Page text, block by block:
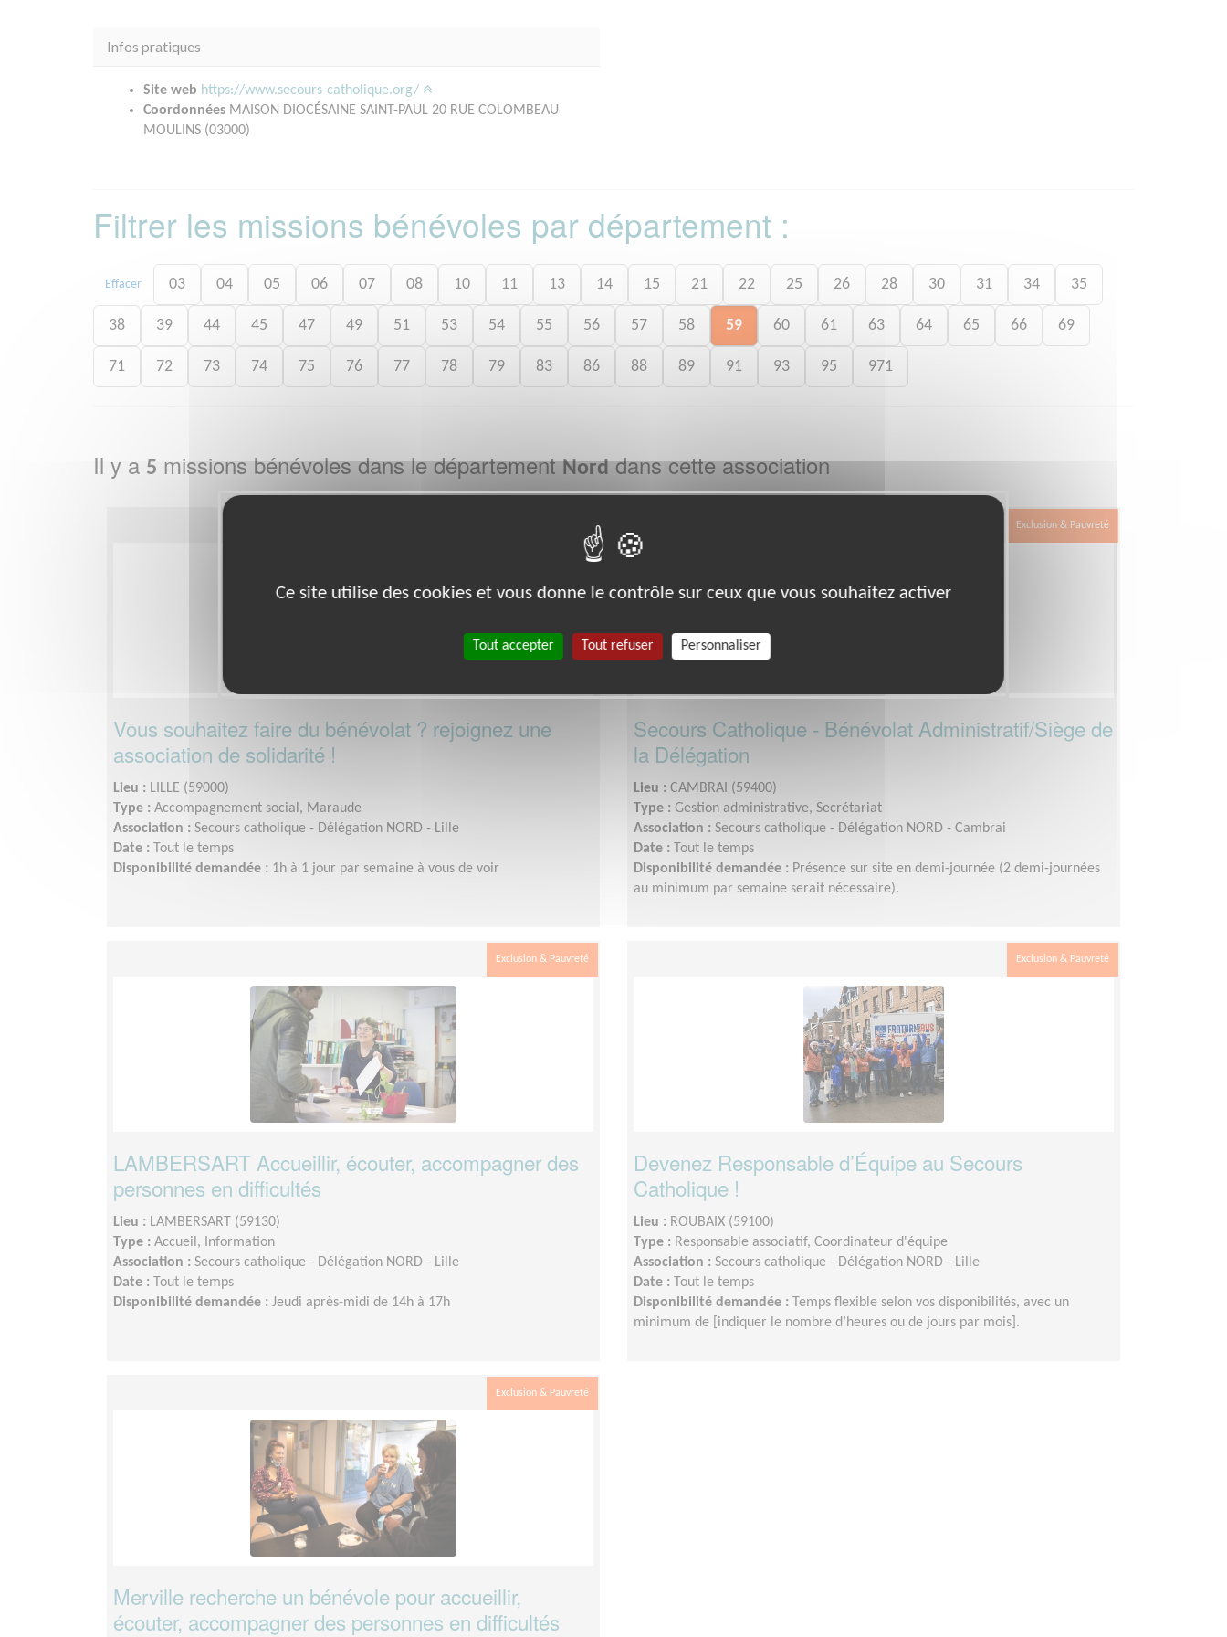
Infos pratiques
Site web https://www.secours-catholique.org/
Coordonnées MAISON DIOCÉSAINE SAINT-PAUL 20 RUE COLOMBEAU
MOULINS (03000)
Filtrer les missions bénévoles par département :
Effacer 03 04 05 06 07 08 10 11 13 14 15 21 22 25 26 28 30 31 34 35
38 39 44 45 47 49 51 53 54 55 56 57 58 59 60 61 63 64 65 66 69
71 72 73 74 75 76 77 78 79 83 86 88 89 91 93 95 971
Il y a 5 missions bénévoles dans le départementNorddans cette association
Vous souhaitez faire du bénévolat ? rejoignez une
association de solidarité !
Lieu : LILLE (59000)
Type : Accompagnement social, Maraude
Association : Secours catholique - Délégation NORD - Lille
Date : Tout le temps
Disponibilité demandée : 1h à 1 jour par semaine à vous de voir
Exclusion & Pauvreté
Secours Catholique - Bénévolat Administratif/Siège de
la Délégation
Lieu : CAMBRAI (59400)
Type : Gestion administrative, Secrétariat
Association : Secours catholique - Délégation NORD - Cambrai
Date : Tout le temps
Disponibilité demandée : Présence sur site en demi-journée (2 demi-journées
au minimum par semaine serait nécessaire).
Exclusion & Pauvreté
LAMBERSART Accueillir, écouter, accompagner des
personnes en difficultés
Lieu : LAMBERSART (59130)
Type : Accueil, Information
Association : Secours catholique - Délégation NORD - Lille
Date : Tout le temps
Disponibilité demandée : Jeudi après-midi de 14h à 17h
Exclusion & Pauvreté
Devenez Responsable d’Équipe au Secours
Catholique !
Lieu : ROUBAIX (59100)
Type : Responsable associatif, Coordinateur d'équipe
Association : Secours catholique - Délégation NORD - Lille
Date : Tout le temps
Disponibilité demandée : Temps flexible selon vos disponibilités, avec un
minimum de [indiquer le nombre d’heures ou de jours par mois].
Exclusion & Pauvreté
Merville recherche un bénévole pour accueillir,
écouter, accompagner des personnes en difficultés
Ce site utilise des cookies et vous donne le contrôle sur ceux que vous souhaitez activer
Tout accepter Tout refuser Personnaliser